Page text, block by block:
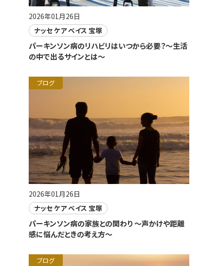
2026年01月26日
ナッセ ケア ベイス 宝塚
パーキンソン病のリハビリはいつから必要？～生活
の中で出るサインとは～
ブログ
2026年01月26日
ナッセ ケア ベイス 宝塚
パーキンソン病の家族との関わり 〜声かけや距離
感に悩んだときの考え方〜
ブログ